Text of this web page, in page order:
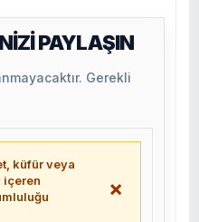
PAYLAŞIN
Gerekli
küfür veya
içeren
×